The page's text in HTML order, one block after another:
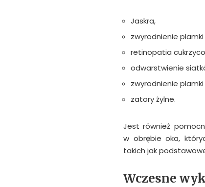
Jaskra,
zwyrodnienie plamki
retinopatia
odwarstwienie
zwyrodnienie
zatory żylne.
Jest również
w obrębie oka,
takich jak
Wczesne